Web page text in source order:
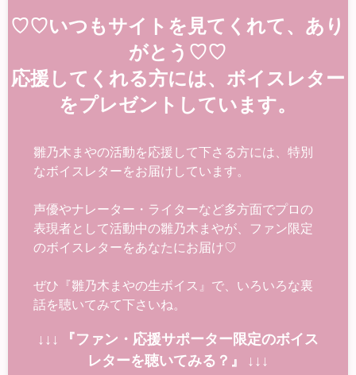
♡♡いつもサイトを見てくれて、あり
がとう♡♡
応援してくれる方には、ボイスレター
をプレゼントしています。
雛乃木まやの活動を応援して下さる方には、特別
なボイスレターをお届けしています。
声優やナレーター・ライターなど多方面でプロの
表現者として活動中の雛乃木まやが、ファン限定
のボイスレターをあなたにお届け♡
ぜひ『雛乃木まやの生ボイス』で、いろいろな裏
話を聴いてみて下さいね。
↓↓↓ 『ファン・応援サポーター限定のボイス
レターを聴いてみる？』 ↓↓↓